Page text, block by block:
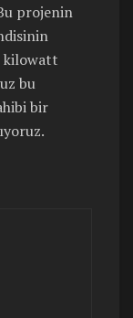
projenin
kilowatt
bu
bir